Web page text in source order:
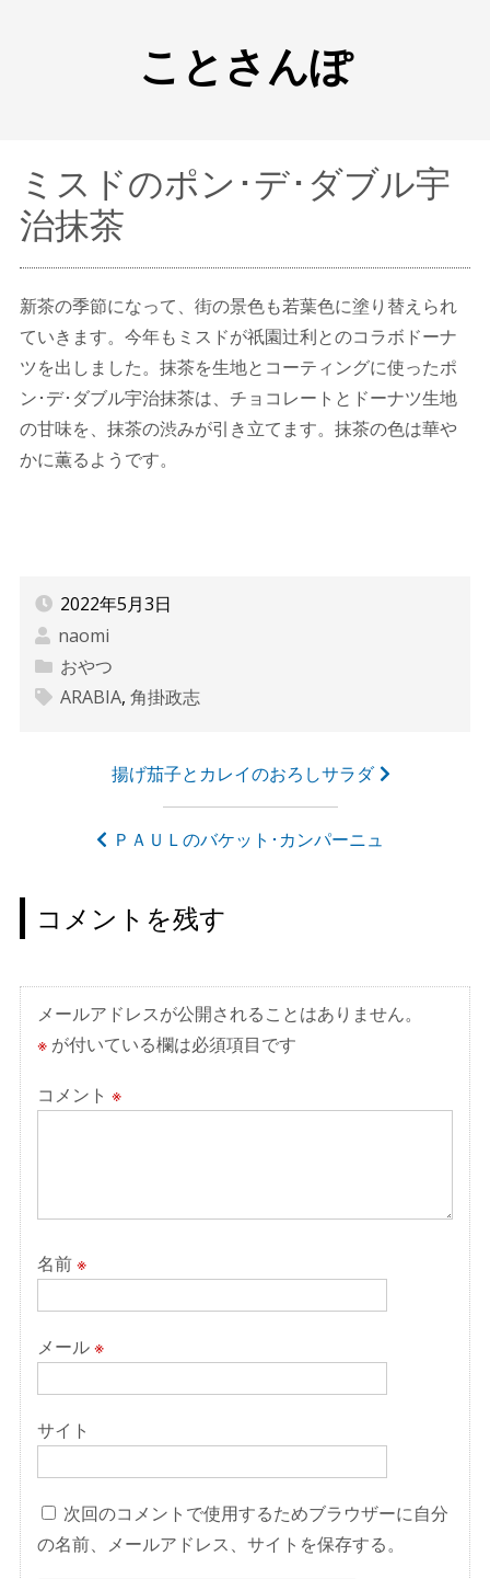
ことさんぽ
ミスドのポン･デ･ダブル宇
治抹茶
新茶の季節になって、街の景色も若葉色に塗り替えられ
ていきます。今年もミスドが祇園辻利とのコラボドーナ
ツを出しました。抹茶を生地とコーティングに使ったポ
ン･デ･ダブル宇治抹茶は、チョコレートとドーナツ生地
の甘味を、抹茶の渋みが引き立てます。抹茶の色は華や
かに薫るようです。
2022年5月3日
naomi
おやつ
ARABIA, 角掛政志
ゲ
ー
シ
ョ
ン
揚げ茄子とカレイのおろしサラダ
ＰＡＵＬのバケット･カンパーニュ
コメントを残す
メールアドレスが公開されることはありません。
※が付いている欄は必須項目です
コメント ※
名前※
メール※
サイト
次回のコメントで使用するためブラウザーに自分
の名前、メールアドレス、サイトを保存する。